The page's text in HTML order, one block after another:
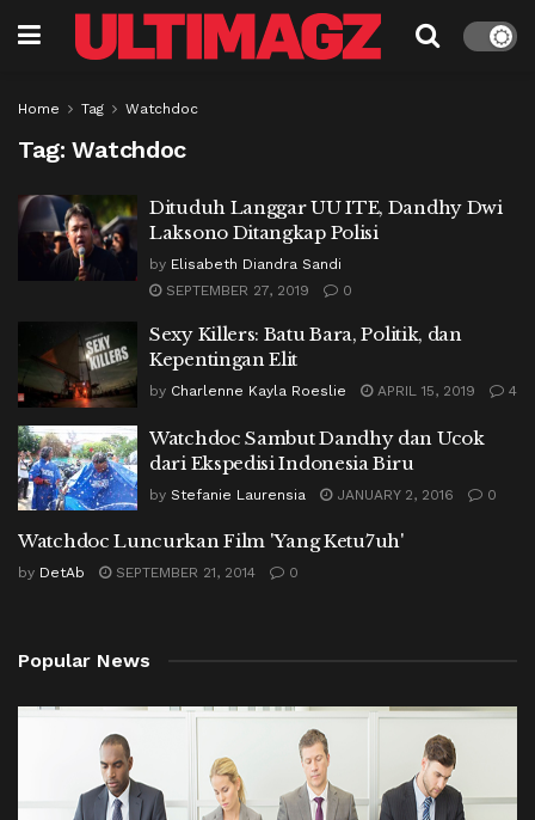
Home Tag Watchdoc
Tag: Watchdoc
Dituduh Langgar UU ITE, Dandhy Dwi
Laksono Ditangkap Polisi
by Elisabeth Diandra Sandi
SEPTEMBER 27, 2019
0
Sexy Killers: Batu Bara, Politik, dan
Kepentingan Elit
by Charlenne Kayla Roeslie APRIL 15, 2019 4
Watchdoc Sambut Dandhy dan Ucok
dari Ekspedisi Indonesia Biru
by Stefanie Laurensia JANUARY 2, 2016 0
Watchdoc Luncurkan Film 'Yang Ketu7uh'
by DetAb SEPTEMBER 21, 2014 0
Popular News